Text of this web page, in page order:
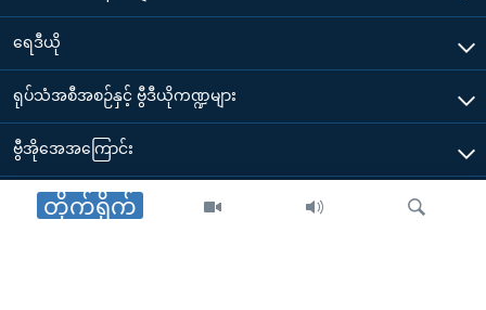
တိုက်ရိုက်
ရေဒီယို
ရုပ်သံအစီအစဉ်နှင့် ဗွီဒီယိုကဏ္ဍများ
ဗွီအိုအေအကြောင်း
ဗွီအိုအေ မိုဘိုင်းလ်အက်ပ်များ ဒေါင်းလုတ်ယူရန်